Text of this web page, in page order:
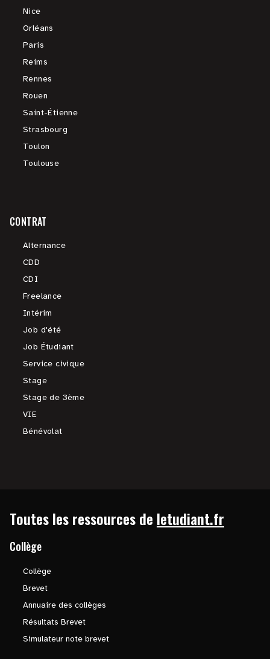
Nice
Orléans
Paris
Reims
Rennes
Rouen
Saint-Étienne
Strasbourg
Toulon
Toulouse
CONTRAT
Alternance
CDD
CDI
Freelance
Intérim
Job d'été
Job Étudiant
Service civique
Stage
Stage de 3ème
VIE
Bénévolat
Toutes les ressources de letudiant.fr
Collège
Collège
Brevet
Annuaire des collèges
Résultats Brevet
Simulateur note brevet